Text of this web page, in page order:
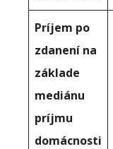
Príjem po
zdanení na
základe
mediánu
príjmu
domácnosti